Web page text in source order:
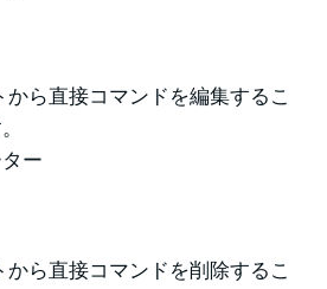
ら直接コマンドを編集するこ
ー
ら直接コマンドを削除するこ